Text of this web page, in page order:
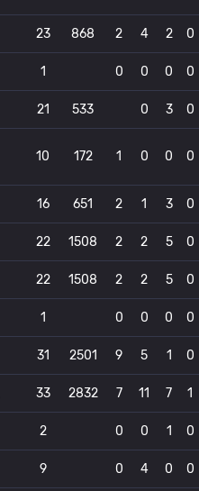
23 868 2 4 2 0
1 0 0 0 0
21 533 0 3 0
10 172 1 0 0 0
16 651 2 1 3 0
22 1508 2 2 5 0
22 1508 2 2 5 0
1 0 0 0 0
31 2501 9 5 1 0
33 2832 7 11 7 1
2 0 0 1 0
9 0 4 0 0